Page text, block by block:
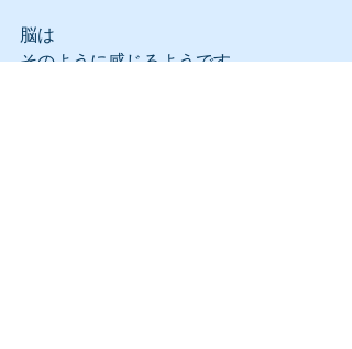
脳は
そのように感じるようです